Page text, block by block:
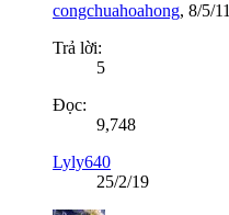
congchuahoahong, 8/5/11
Trả lời:
5
Đọc:
9,748
Lyly640
25/2/19